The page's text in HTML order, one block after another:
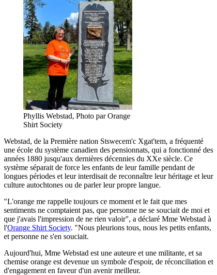
Phyllis Webstad, Photo par Orange
Shirt Society
Webstad, de la Première nation Stswecem'c Xgat'tem, a fréquenté
une école du système canadien des pensionnats, qui a fonctionné des
années 1880 jusqu'aux dernières décennies du XXe siècle. Ce
système séparait de force les enfants de leur famille pendant de
longues périodes et leur interdisait de reconnaître leur héritage et leur
culture autochtones ou de parler leur propre langue.
"L'orange me rappelle toujours ce moment et le fait que mes
sentiments ne comptaient pas, que personne ne se souciait de moi et
que j'avais l'impression de ne rien valoir", a déclaré Mme Webstad à
l'Orange Shirt Society. "Nous pleurions tous, nous les petits enfants,
et personne ne s'en souciait.
Aujourd'hui, Mme Webstad est une auteure et une militante, et sa
chemise orange est devenue un symbole d'espoir, de réconciliation et
d'engagement en faveur d'un avenir meilleur.